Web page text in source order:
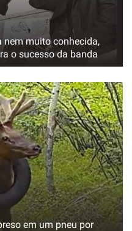
nem muito conhecida,
o sucesso da banda
em um pneu por